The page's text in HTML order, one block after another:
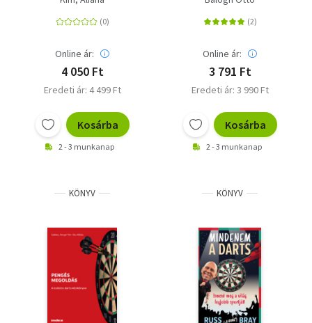
mindenkinek a sérülés
megelőzésére és
kezelésére
Online ár:
4 050 Ft
Eredeti ár: 4 499 Ft
Kosárba
2 - 3 munkanap
versenyei Alaszkában
Online ár:
3 791 Ft
Eredeti ár: 3 990 Ft
Kosárba
2 - 3 munkanap
KÖNYV KÖNYV